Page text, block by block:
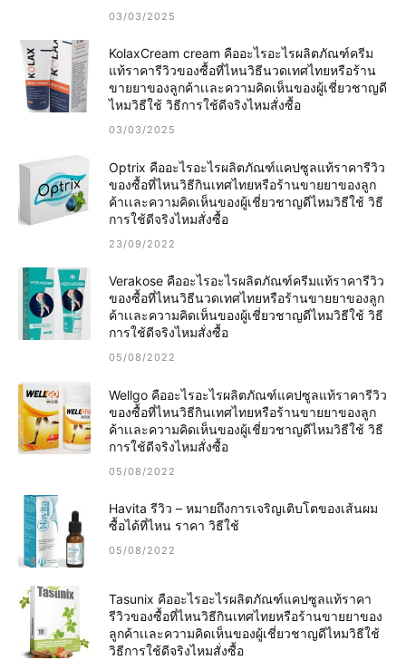
03/03/2025
KolaxCream cream คืออะไรอะไรผลิตภัณฑ์ครีม
แท้ราคารีวิวของซื้อที่ไหนวิธีนวดเทศไทยหรือร้าน
ขายยาของลูกค้าเเละความคิดเห็นของผู้เชี่ยวชาญดี
ไหมวิธีใช้ วิธีการใช้ดีจริงไหมสั่งซื้อ
03/03/2025
Optrix คืออะไรอะไรผลิตภัณฑ์แคปซูลแท้ราคารีวิว
ของซื้อที่ไหนวิธีกินเทศไทยหรือร้านขายยาของลูก
ค้าเเละความคิดเห็นของผู้เชี่ยวชาญดีไหมวิธีใช้ วิธี
การใช้ดีจริงไหมสั่งซื้อ
23/09/2022
Verakose คืออะไรอะไรผลิตภัณฑ์ครีมแท้ราคารีวิว
ของซื้อที่ไหนวิธีนวดเทศไทยหรือร้านขายยาของลูก
ค้าเเละความคิดเห็นของผู้เชี่ยวชาญดีไหมวิธีใช้ วิธี
การใช้ดีจริงไหมสั่งซื้อ
05/08/2022
Wellgo คืออะไรอะไรผลิตภัณฑ์แคปซูลแท้ราคารีวิว
ของซื้อที่ไหนวิธีกินเทศไทยหรือร้านขายยาของลูก
ค้าเเละความคิดเห็นของผู้เชี่ยวชาญดีไหมวิธีใช้ วิธี
การใช้ดีจริงไหมสั่งซื้อ
05/08/2022
Havita รีวิว – หมายถึงการเจริญเติบโตของเส้นผม
ซื้อได้ที่ไหน ราคา วิธีใช้
05/08/2022
Tasunix คืออะไรอะไรผลิตภัณฑ์แคปซูลแท้ราคา
รีวิวของซื้อที่ไหนวิธีกินเทศไทยหรือร้านขายยาของ
ลูกค้าเเละความคิดเห็นของผู้เชี่ยวชาญดีไหมวิธีใช้
วิธีการใช้ดีจริงไหมสั่งซื้อ